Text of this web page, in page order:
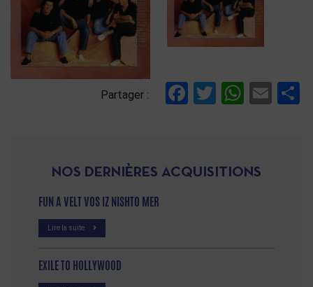
Partager : Facebook
Twitter
NOS DERNIÈRES ACQUISITIONS
FUN A VELT VOS IZ NISHTO MER
Lire la suite
EXILE TO HOLLYWOOD